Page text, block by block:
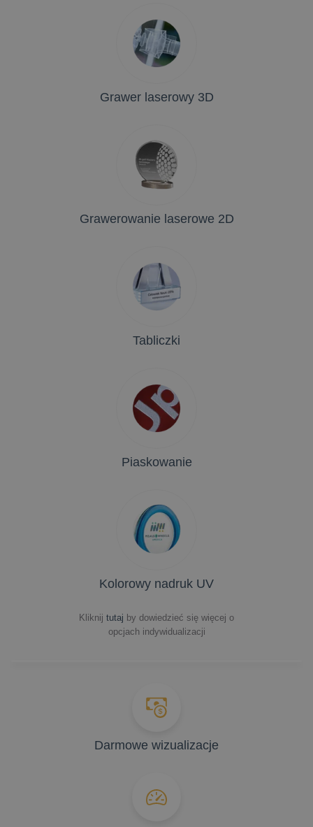
Grawer laserowy 3D
Grawerowanie laserowe 2D
Tabliczki
Piaskowanie
Kolorowy nadruk UV
Kliknij tutaj by dowiedzieć się więcej o
opcjach indywidualizacji
Darmowe wizualizacje